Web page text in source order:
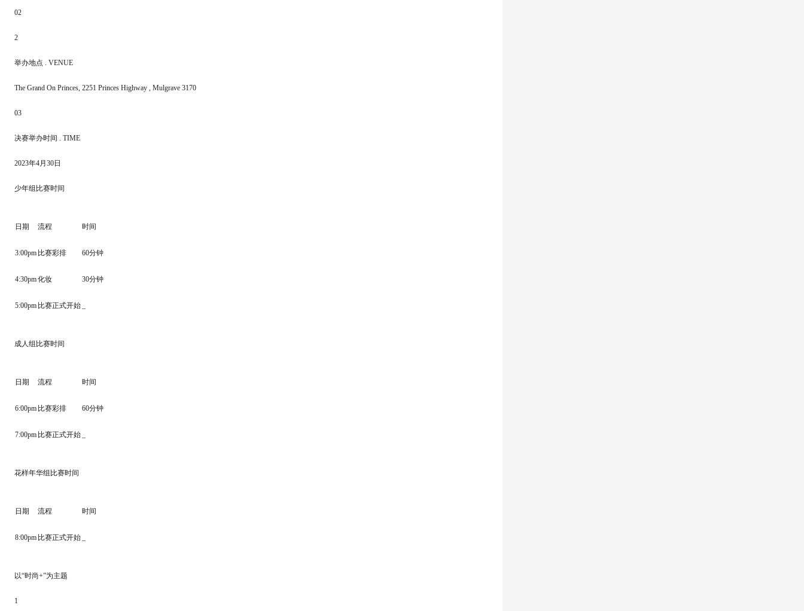
02
2
举办地点 . VENUE
The Grand On Princes, 2251 Princes Highway , Mulgrave 3170
03
决赛举办时间 . TIME
2023年4月30日
少年组比赛时间
日期 流程 时间
3:00pm 比赛彩排 60分钟
4:30pm化妆 30分钟
5:00pm 比赛正式开始
成人组比赛时间
日期 流程 时间
6:00pm 比赛彩排 60分钟
7:00pm 比赛正式开始
花样年华组比赛时间
日期 流程 时间
8:00pm 比赛正式开始
以“时尚+”为主题
1